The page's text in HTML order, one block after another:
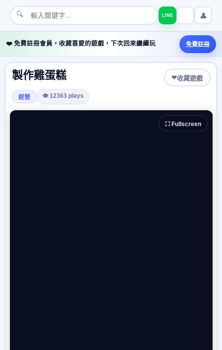
🔍 LINE 👤
❤️ 免費註冊會員，收藏喜愛的遊戲，下次回來繼續玩 免費註冊
製作雞蛋糕 ❤收藏遊戲
經營 👁 12363 plays
⛶ Fullscreen